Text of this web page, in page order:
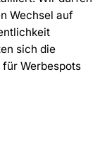
Wechsel auf
sich die
Werbespots